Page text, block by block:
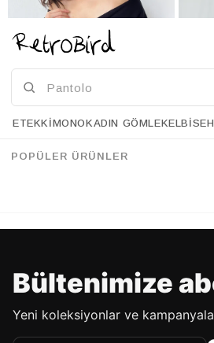
54.90 USD
95.90 USD
Bültenimize
Yeni koleksiyonlar ve
ETEKKIMONOKADIN GÖMLEKELBISE
POPÜLER ÜRÜNLER